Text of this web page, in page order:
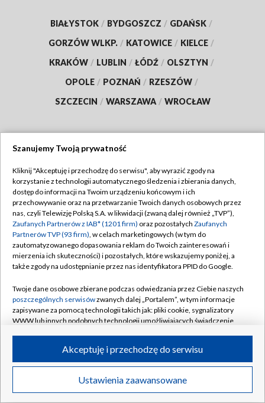
BIAŁYSTOK / BYDGOSZCZ / GDAŃSK /
GORZÓW WLKP. / KATOWICE / KIELCE /
KRAKÓW / LUBLIN / ŁÓDŹ / OLSZTYN /
OPOLE / POZNAŃ / RZESZÓW /
SZCZECIN / WARSZAWA / WROCŁAW
TVP
Abonament TVP
Emisja w TVP
Centrum informacji TVP
Naziemna Telewizja Cyfrowa
Rada Programowa
System NOS
Informacje o nadawcy
Program dla prasy
Ogłoszenie przetargowe
Regulamin TVP
Polityka prywatności
Moje zgody
Pomoc
Kontakt
Kanały
©2026 Telewizja Polska S.A. w likwidacji
Szanujemy Twoją prywatność
Kliknij "Akceptuję i przechodzę do serwisu", aby wyrazić zgody na
korzystanie z technologii automatycznego śledzenia i zbierania danych,
dostęp do informacji na Twoim urządzeniu końcowym i ich
przechowywanie oraz na przetwarzanie Twoich danych osobowych przez
nas, czyli Telewizję Polską S.A. w likwidacji (zwaną dalej również „TVP”),
Zaufanych Partnerów z IAB* (1201 firm) oraz pozostałych Zaufanych
Partnerów TVP (93 firm), w celach marketingowych (w tym do
zautomatyzowanego dopasowania reklam do Twoich zainteresowań i
mierzenia ich skuteczności) i pozostałych, które wskazujemy poniżej, a
także zgody na udostępnianie przez nas identyfikatora PPID do Google.
Twoje dane osobowe zbierane podczas odwiedzania przez Ciebie naszych
poszczególnych serwisówzwanych dalej „Portalem”, w tym informacje
zapisywane za pomocą technologii takich jak: pliki cookie, sygnalizatory
WWW lub innych podobnych technologii umożliwiających świadczenie
ruchu w Internecie.
Twoje dane osobowe zbierane podczas odwiedzania przez Ciebie
poszczególnych serwisówna Portalu, takie jak adresy IP, identyfikatory
Ustawienia zaawansowane
Akceptuję i przechodzę do serwisu